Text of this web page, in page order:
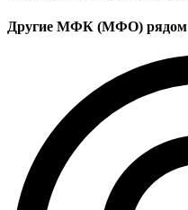
Другие МФК (МФО) рядом